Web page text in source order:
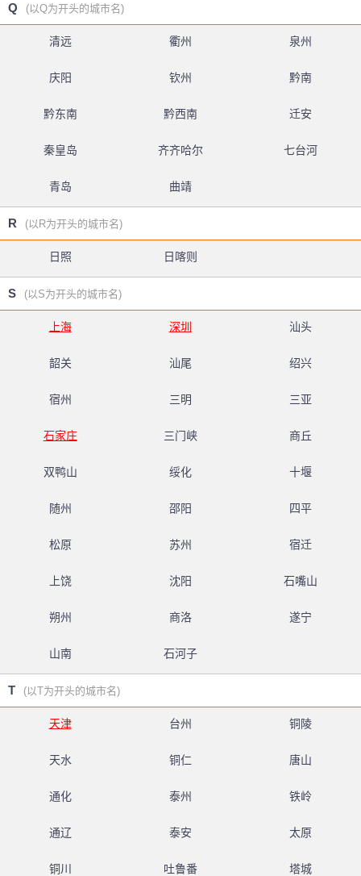
Q (以Q为开头的城市名)
清远 衢州 泉州
庆阳 钦州 黔南
黔东南 黔西南 迁安
秦皇岛 齐齐哈尔 七台河
青岛 曲靖
R (以R为开头的城市名)
日照 日喀则
S (以S为开头的城市名)
上海 深圳 汕头
韶关 汕尾 绍兴
宿州 三明 三亚
石家庄 三门峡 商丘
双鸭山 绥化 十堰
随州 邵阳 四平
松原 苏州 宿迁
上饶 沈阳 石嘴山
朔州 商洛 遂宁
山南 石河子
T (以T为开头的城市名)
天津 台州 铜陵
天水 铜仁 唐山
通化 泰州 铁岭
通辽 泰安 太原
铜川 吐鲁番 塔城